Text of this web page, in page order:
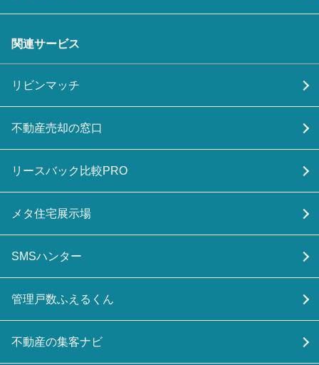
関連サービス
リビンマッチ
不動産売却の窓口
リースバック比較PRO
メタ住宅展示場
SMSハンター
管理戸数ふえるくん
不動産の集客ナビ